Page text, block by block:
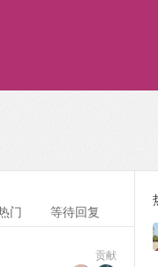
等待回复
门
贡献